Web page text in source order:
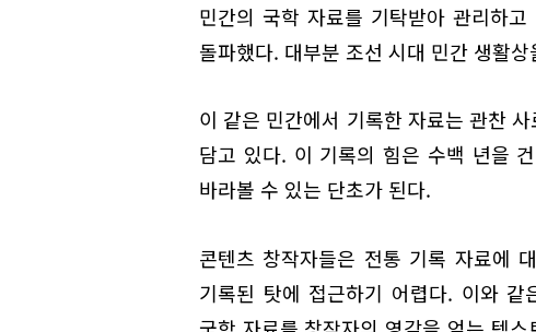
민간의 국학 자료를 기탁받아 관리하
돌파했다. 대부분 조선 시대 민간 생활
이 같은 민간에서 기록한 자료는 관찬
담고 있다. 이 기록의 힘은 수백 년을
바라볼 수 있는 단초가 된다.
콘텐츠 창작자들은 전통 기록 자료에
기록된 탓에 접근하기 어렵다. 이와 같